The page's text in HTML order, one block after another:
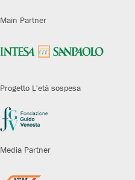
Main Partner
Progetto L'età sospesa
Media Partner